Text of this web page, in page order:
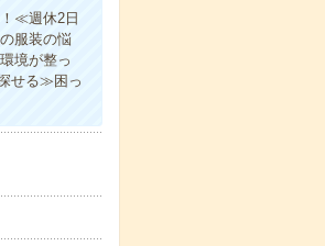
≪週休2日
服装の悩
境が整っ
せる≫困っ